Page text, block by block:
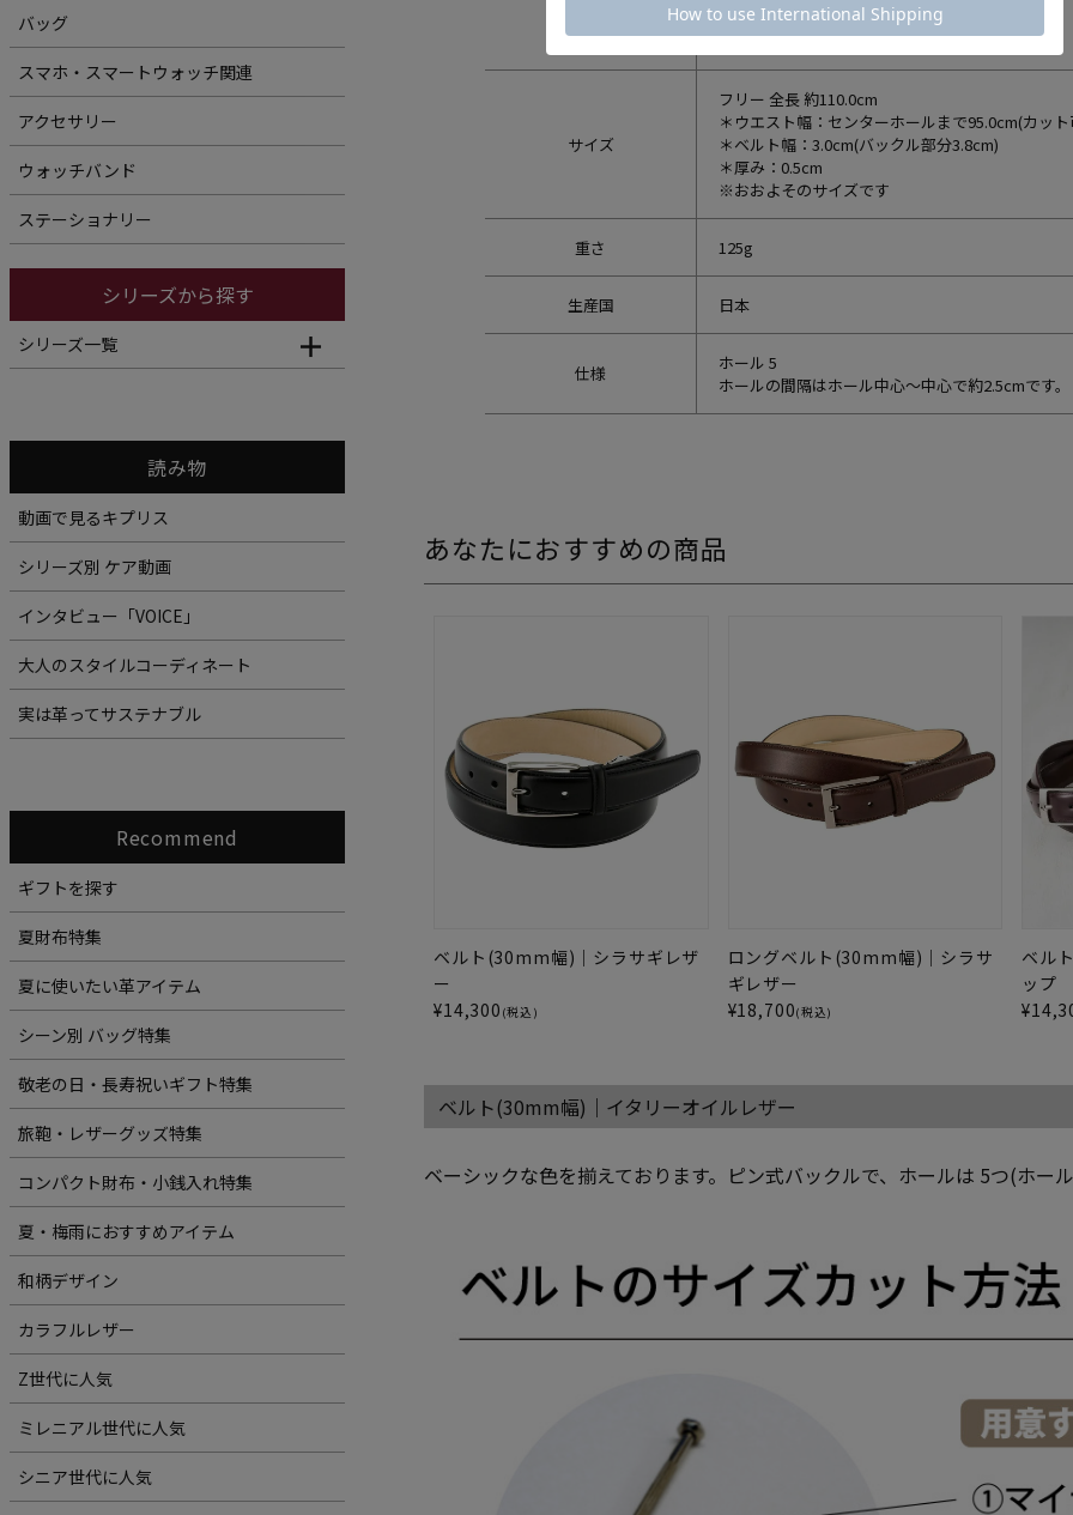
バッグ
スマホ・スマートウォッチ関連
アクセサリー
ウォッチバンド
ステーショナリー
シリーズから探す
シリーズ一覧
読み物
動画で見るキプリス
シリーズ別 ケア動画
インタビュー「VOICE」
大人のスタイルコーディネート
実は革ってサステナブル
Recommend
ギフトを探す
夏財布特集
夏に使いたい革アイテム
シーン別 バッグ特集
敬老の日・長寿祝いギフト特集
旅鞄・レザーグッズ特集
コンパクト財布・小銭入れ特集
夏・梅雨におすすめアイテム
和柄デザイン
カラフルレザー
Z世代に人気
ミレニアル世代に人気
シニア世代に人気
表側：牛革
内側：牛革
サイズ
フリー 全長 約110.0cm
＊ウエスト幅：センターホールまで95.0cm(カッ
＊ベルト幅：3.0cm(バックル部分3.8cm)
＊厚み：0.5cm
※おおよそのサイズです
重さ 125g
生産国 日本
仕様
ホール 5
ホールの間隔はホール中心～中心で約2.5cmです。
あなたにおすすめの商品
ベルト(30mm幅)｜シラサギレザ
ー
¥14,300 (税込)
ロングベルト(30mm幅)｜シラサ
ギレザー
¥18,700(税込)
ベル
ップ
¥
ベルト(30mm幅)｜イタリーオイルレザー
ベーシックな色を揃えております。ピン式バックルで、ホールは 5つ(ホー